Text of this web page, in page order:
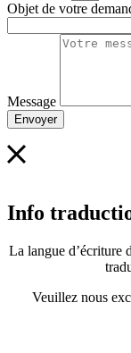
Objet de votre
Message
Envoyer
Info
La langue d’écriture
Veuillez nous